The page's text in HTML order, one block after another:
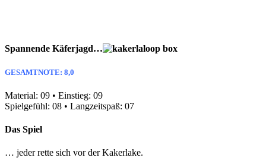
Spannende Käferjagd…
GESAMTNOTE: 8,0
Material: 09 • Einstieg: 09
Spielgefühl: 08 • Langzeitspaß: 07
Das Spiel
… jeder rette sich vor der Kakerlake.